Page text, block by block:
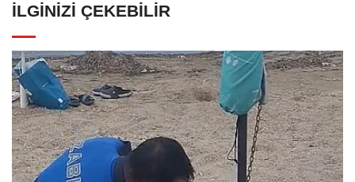
İLGINIZI ÇEKEBILIR